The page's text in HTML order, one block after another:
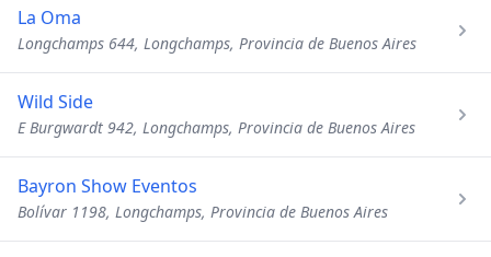
La Oma
Longchamps 644, Longchamps, Provincia de Buenos Aires
Wild Side
E Burgwardt 942, Longchamps, Provincia de Buenos Aires
Bayron Show Eventos
Bolívar 1198, Longchamps, Provincia de Buenos Aires